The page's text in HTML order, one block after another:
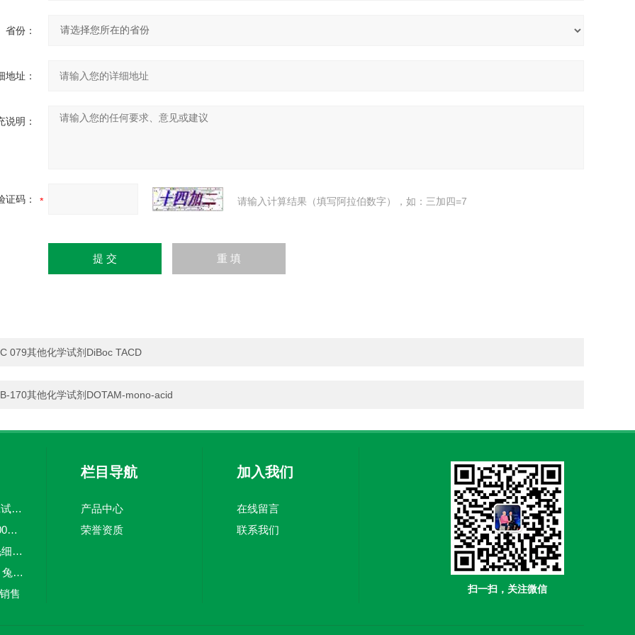
省份：
地址：
说明：
证码： 请输入计算结果（填写阿拉伯数字），如：三加四=7
C 079其他化学试剂DiBoc TACD
B-170其他化学试剂DOTAM-mono-acid
Eurofins DiscoverX试剂盒供应
cellometer auto 1000全自动细胞计数仪器
2100 Bioanalyzer毛细管凝胶电泳
R1245-1bAbiocode 兔多克隆抗体
售
栏目导航
产品中心
荣誉资质
加入我们
在线留言
联系我们
扫一扫，关注微信